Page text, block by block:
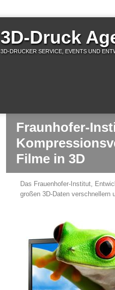
3D-Druck
3D-DRUCKER SERVICE, EVENTS UND
Fraunhofer-
Filme in 3D
Das Frauenhofer-Institut,
großen 3D-Daten verschnellern